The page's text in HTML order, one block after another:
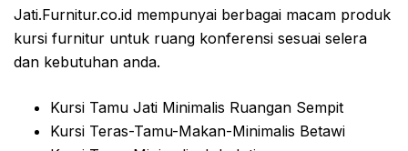
Jati.Furnitur.co.id mempunyai berbagai macam produk
kursi furnitur untuk ruang konferensi sesuai selera
dan kebutuhan anda.
Kursi Tamu Jati Minimalis Ruangan Sempit
Kursi Teras-Tamu-Makan-Minimalis Betawi